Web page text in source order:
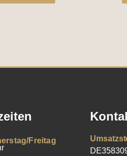
Freitag